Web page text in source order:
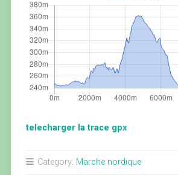
telecharger la trace gpx
Category: Marche nordique